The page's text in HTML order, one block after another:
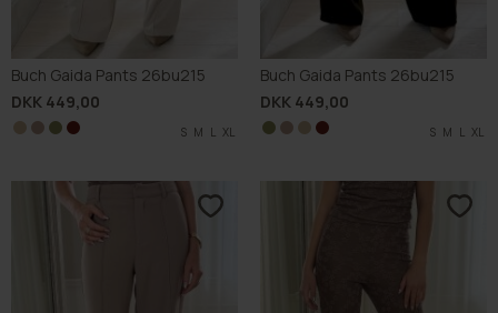
Buch Gaida Pants 26bu215
DKK 449,00
S M L XL
S M L XL
S M L XL
S M L XL
Buch Gaida Pants 26bu215
DKK 449,00
S M L XL
S M L XL
S M L XL
S M L XL